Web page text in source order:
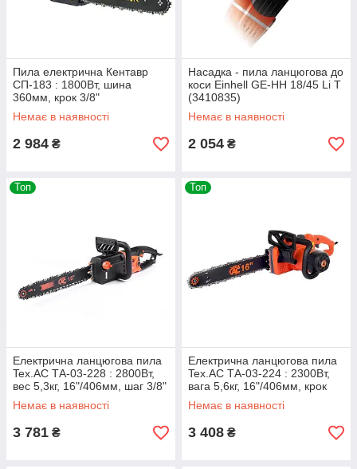
Пила електрична Кентавр
СП-183 : 1800Вт, шина
360мм, крок 3/8"
Немає в наявності
2 984 ₴
Насадка - пила ланцюгова до
коси Einhell GE-НН 18/45 Li T
(3410835)
Немає в наявності
2 054 ₴
Топ
Електрична ланцюгова пила
Tex.AC ТА-03-228 : 2800Вт,
вес 5,3кг, 16"/406мм, шаг 3/8"
Немає в наявності
3 781 ₴
Топ
Електрична ланцюгова пила
Tex.AC ТА-03-224 : 2300Вт,
вага 5,6кг, 16"/406мм, крок
3/8"
Немає в наявності
3 408 ₴